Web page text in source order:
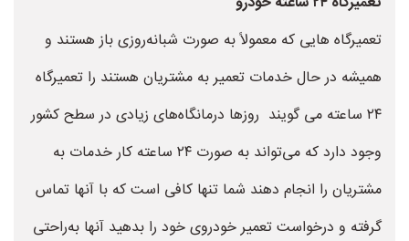
تعمیرگاه هایی که معمولاً به صورت شبانه‌روزی باز هستند و
همیشه در حال خدمات تعمیر به مشتریان هستند را تعمیرگاه
۲۴ ساعته می گویند روزها درمانگاه‌های زیادی در سطح کشور
وجود دارد که می‌تواند به صورت ۲۴ ساعته کار خدمات به
مشتریان را انجام دهند شما تنها کافی است که با آنها تماس
گرفته و درخواست تعمیر خودروی خود را بدهید آنها به‌راحتی